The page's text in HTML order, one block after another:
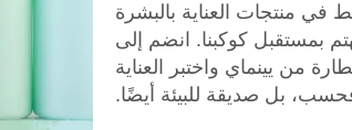
في منتجات العناية بالبشرة
بمستقبل كوكبنا. انضم إلى
من يينماي واختبر العناية
بل صديقة للبيئة أيضًا.